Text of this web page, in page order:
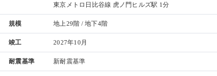
東京メトロ日比谷線 虎ノ門ヒルズ駅 1分
規模 地上29階 / 地下4階
竣工 2027年10月
耐震基準 新耐震基準